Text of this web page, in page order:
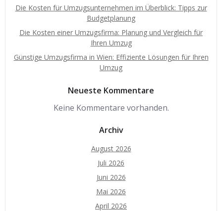
Die Kosten für Umzugsunternehmen im Überblick: Tipps zur
Budgetplanung
Die Kosten einer Umzugsfirma: Planung und Vergleich für
Ihren Umzug
Günstige Umzugsfirma in Wien: Effiziente Lösungen für Ihren
Umzug
Neueste Kommentare
Keine Kommentare vorhanden.
Archiv
August 2026
Juli 2026
Juni 2026
Mai 2026
April 2026